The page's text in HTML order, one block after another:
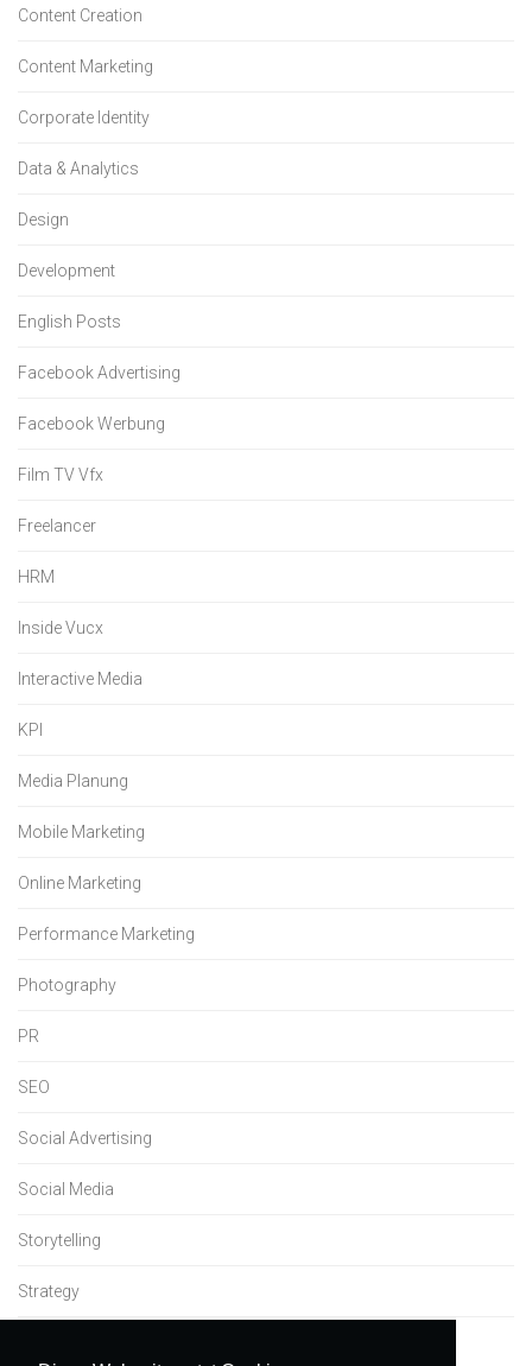
Content Creation
Content Marketing
Corporate Identity
Data & Analytics
Design
Development
English Posts
Facebook Advertising
Facebook Werbung
Film TV Vfx
Freelancer
HRM
Inside Vucx
Interactive Media
KPI
Media Planung
Mobile Marketing
Online Marketing
Performance Marketing
Photography
PR
SEO
Social Advertising
Social Media
Storytelling
Strategy